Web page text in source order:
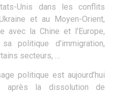
Unis dans les conflits
et au Moyen-Orient,
avec la Chine et l’Europe,
politique d’immigration,
secteurs, …
politique est aujourd’hui
après la dissolution de